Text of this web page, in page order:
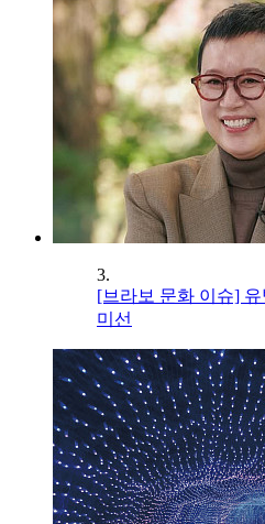
3.
[브라보 문화 이슈]
미선